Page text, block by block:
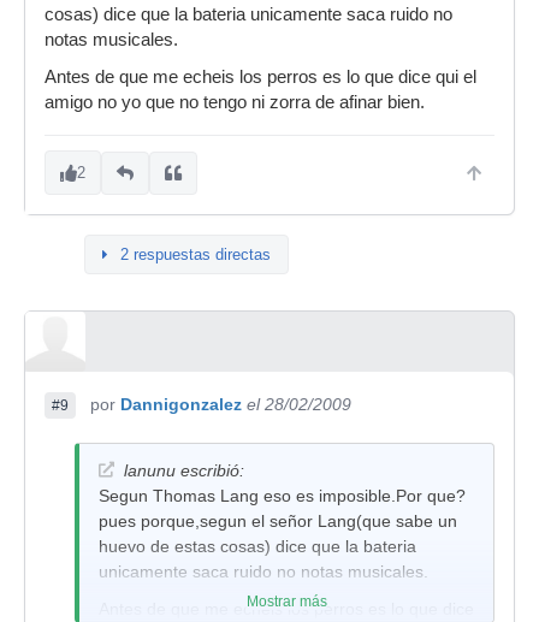
cosas) dice que la bateria unicamente saca ruido no
notas musicales.
Antes de que me echeis los perros es lo que dice qui el
amigo no yo que no tengo ni zorra de afinar bien.
2
2 respuestas directas
#9 por Dannigonzalez el 28/02/2009
lanunu escribió:
Segun Thomas Lang eso es imposible.Por que?
pues porque,segun el señor Lang(que sabe un
huevo de estas cosas) dice que la bateria
unicamente saca ruido no notas musicales.
Antes de que me echeis los perros es lo que dice
Mostrar más